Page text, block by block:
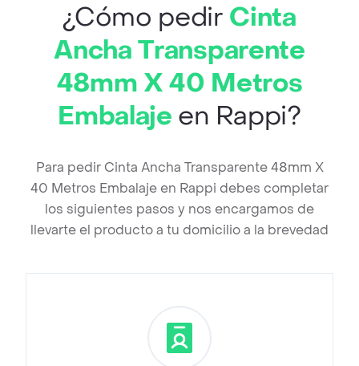
¿Cómo pedir Cinta
Ancha Transparente
48mm X 40 Metros
Embalaje en Rappi?
Para pedir Cinta Ancha Transparente 48mm X
40 Metros Embalaje en Rappi debes completar
los siguientes pasos y nos encargamos de
llevarte el producto a tu domicilio a la brevedad